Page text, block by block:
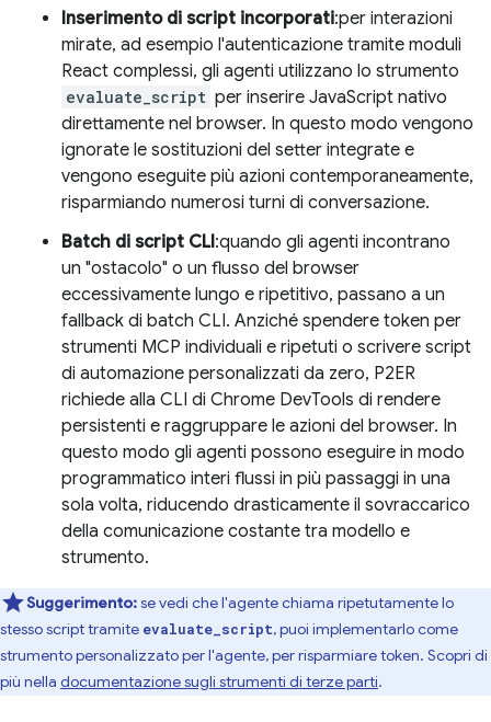
Inserimento di script incorporati:per interazioni
mirate, ad esempio l'autenticazione tramite moduli
React complessi, gli agenti utilizzano lo strumento
evaluate_script per inserire JavaScript nativo
direttamente nel browser. In questo modo vengono
ignorate le sostituzioni del setter integrate e
vengono eseguite più azioni contemporaneamente,
risparmiando numerosi turni di conversazione.
Batch di script CLI:quando gli agenti incontrano
un "ostacolo" o un flusso del browser
eccessivamente lungo e ripetitivo, passano a un
fallback di batch CLI. Anziché spendere token per
strumenti MCP individuali e ripetuti o scrivere script
di automazione personalizzati da zero, P2ER
richiede alla CLI di Chrome DevTools di rendere
persistenti e raggruppare le azioni del browser. In
questo modo gli agenti possono eseguire in modo
programmatico interi flussi in più passaggi in una
sola volta, riducendo drasticamente il sovraccarico
della comunicazione costante tra modello e
strumento.
Suggerimento:se vedi che l'agente chiama ripetutamente lo
stesso script tramite evaluate_script, puoi implementarlo come
strumento personalizzato per l'agente, per risparmiare token. Scopri di
più nella documentazione sugli strumenti di terze parti.